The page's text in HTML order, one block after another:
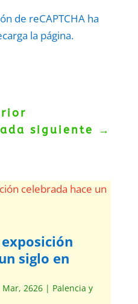
de reCAPTCHA ha
la página.
siguiente
→
siglo en
Mar, 2626| Palencia y